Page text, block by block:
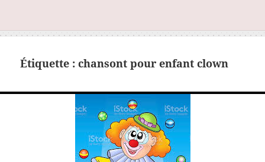
Étiquette :chansont pour enfant clown